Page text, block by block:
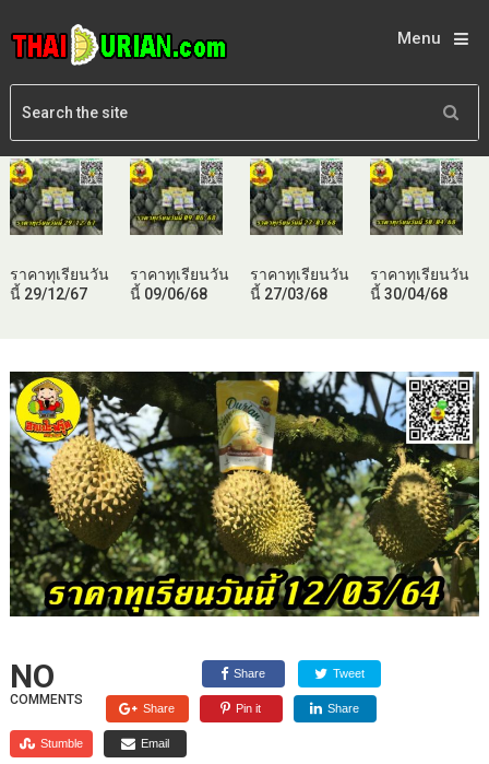
Menu
ราคาทุเรียนวัน
นี้ 29/12/67
ราคาทุเรียนวัน
นี้ 09/06/68
ราคาทุเรียนวัน
นี้ 27/03/68
ราคาทุเรียนวัน
นี้ 30/04/68
NO
COMMENTS
Share Tweet
Share Pin it Share
Stumble Email